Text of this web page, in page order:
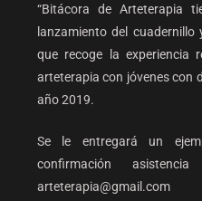
“Bitácora de Arteterapia
lanzamiento del
que recoge la experiencia
arteterapia con jóvenes con
año 2019.
Se le entregará un
confirmación
arteterapia@gmail.com